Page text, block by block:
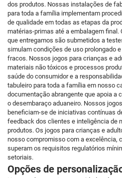
dos produtos. Nossas instalações de
para toda a família implementam
de qualidade em todas as etapas da
matérias-primas até a embalagem final.
que entregamos são submetidos a
simulam condições de uso prolongado
fracos. Nossos jogos para crianças e
materiais não tóxicos e processos
saúde do consumidor e a
tabuleiro para toda a família em nosso
documentação abrangente que apoia a
o desembaraço aduaneiro. Nossos
beneficiam-se de iniciativas contínuas
feedback dos clientes e inteligência de
produtos. Os jogos para crianças e
nosso compromisso com a excelência,
superam os requisitos regulatórios
setoriais.
Opções de